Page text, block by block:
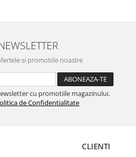
si promotiile noastre
cu promotiile magazinului.
de Confidentialitate
CLIENTI